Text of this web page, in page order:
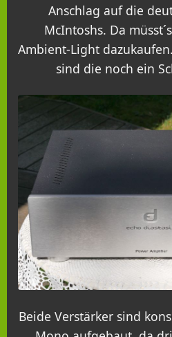
Anschlag auf die
McIntoshs. Da
Ambient-Light
sind die noch ein
Beide Verstärker sind